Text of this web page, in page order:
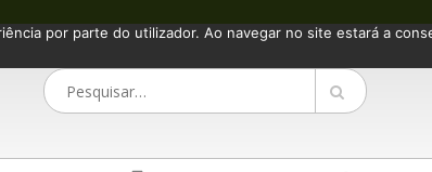
por parte do utilizador. Ao navegar no site estará a